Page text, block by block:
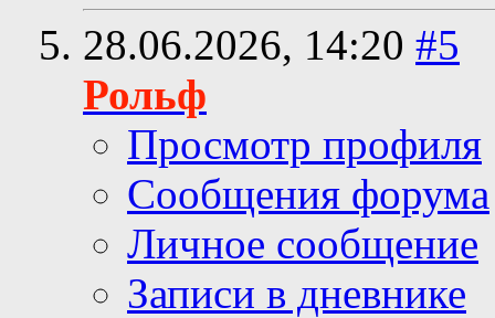
28.06.2026, 14:20 #5
Рольф
Просмотр профиля
Сообщения форума
Личное сообщение
Записи в дневнике